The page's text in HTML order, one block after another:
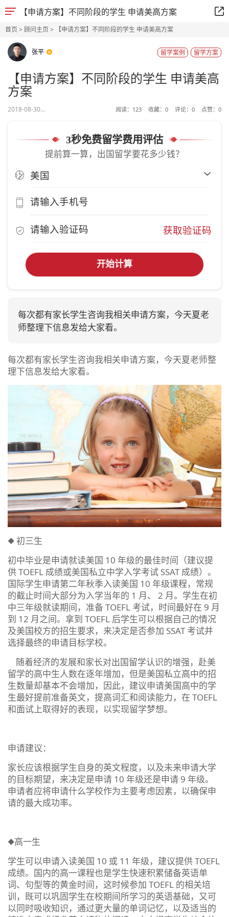
【申请方案】不同阶段的学生 申请美高方案
首页> 顾问主页> 【申请方案】不同阶段的学生 申请美高方案
张平 留学方案
留学案例
【申请方案】不同阶段的学生 申请美高
方案
2018-08-30... 阅读： 123 收藏： 0 评论： 0 点赞： 0
3秒免费留学费用评估
提前算一算，出国留学要花多少钱？
获取验证码
开始计算
每次都有家长学生咨询我相关申请方案，今天夏老
师整理下信息发给大家看。
每次都有家长学生咨询我相关申请方案，今天夏老师整
理下信息发给大家看。
◆ 初三生
初中毕业是申请就读美国 10 年级的最佳时间（建议提
供 TOEFL 成绩或美国私立中学入学考试 SSAT 成绩）。
国际学生申请第二年秋季入读美国 10 年级课程，常规
的截止时间大部分为入学当年的 1 月、 2 月。学生在初
中三年级就读期间，准备 TOEFL 考试，时间最好在 9 月
到 12 月之间。拿到 TOEFL 后学生可以根据自己的情况
及美国校方的招生要求，来决定是否参加 SSAT 考试并
选择最终的申请目标学校。
随着经济的发展和家长对出国留学认识的增强，赴美
留学的高中生人数在逐年增加，但是美国私立高中的招
生数量却基本不会增加，因此，建议申请美国高中的学
生最好提前准备英文，提高词汇和阅读能力，在 TOEFL
和面试上取得好的表现，以实现留学梦想。
申请建议：
家长应该根据学生自身的英文程度，以及未来申请大学
的目标期望，来决定是申请 10 年级还是申请 9 年级。
申请者应将申请什么学校作为主要考虑因素，以确保申
请的最大成功率。
◆高一生
学生可以申请入读美国 10 或 11 年级，建议提供 TOEFL
成绩。国内的高一课程也是学生快速积累储备英语单
词、句型等的黄金时间，这时候参加 TOEFL 的相关培
训，既可以巩固学生在校期间所学习的英语基础，又可
以同时吸收知识，通过更大量的单词记忆，以及适当的